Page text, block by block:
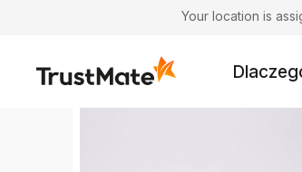
Your location is